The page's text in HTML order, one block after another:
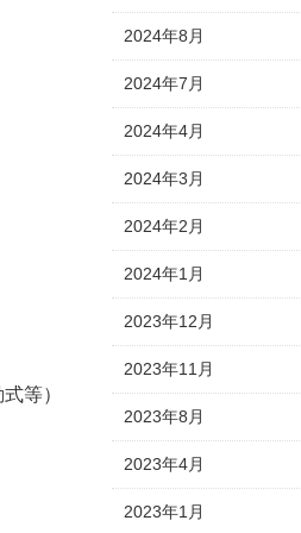
等）
2024年8月
2024年7月
2024年4月
2024年3月
2024年2月
2024年1月
2023年12月
2023年11月
2023年8月
2023年4月
2023年1月